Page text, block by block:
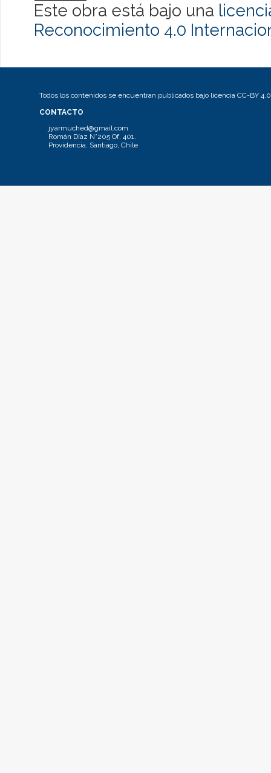
Este obra está bajo una
Reconocimiento 4.0
Todos los contenidos se encuentran publicados bajo licencia CC-BY 4.0
CONTACTO
jyarmuched@gmail.com
Román Díaz N°205 Of. 401.
Providencia, Santiago, Chile